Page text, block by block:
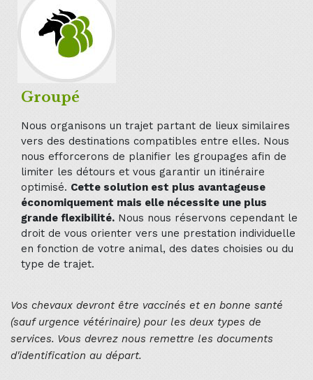
Groupé
Nous organisons un trajet partant de lieux similaires
vers des destinations compatibles entre elles. Nous
nous efforcerons de planifier les groupages afin de
limiter les détours et vous garantir un itinéraire
optimisé. Cette solution est plus avantageuse
économiquement mais elle nécessite une plus
grande flexibilité. Nous nous réservons cependant le
droit de vous orienter vers une prestation individuelle
en fonction de votre animal, des dates choisies ou du
type de trajet.
Vos chevaux devront être vaccinés et en bonne santé
(sauf urgence vétérinaire) pour les deux types de
services. Vous devrez nous remettre les documents
d'identification au départ.